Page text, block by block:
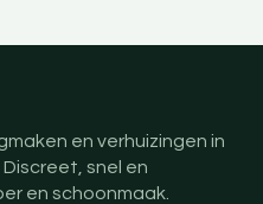
en verhuizingen in
snel en
en schoonmaak.